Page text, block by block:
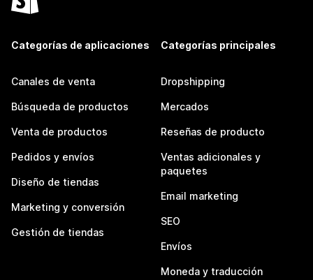
Categorías de aplicaciones
Canales de venta
Búsqueda de productos
Venta de productos
Pedidos y envíos
Diseño de tiendas
Marketing y conversión
Gestión de tiendas
Categorías principales
Dropshipping
Mercados
Reseñas de producto
Ventas adicionales y
paquetes
Email marketing
SEO
Envíos
Moneda y traducción